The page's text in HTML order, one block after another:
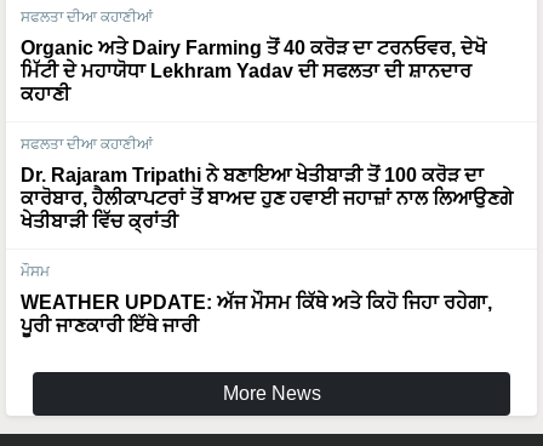
Organic ਅਤੇ Dairy Farming ਤੋਂ 40 ਕਰੋੜ ਦਾ ਟਰਨਓਵਰ, ਦੇਖੋ
ਮਿੱਟੀ ਦੇ ਮਹਾਯੋਧਾ Lekhram Yadav ਦੀ ਸਫਲਤਾ ਦੀ ਸ਼ਾਨਦਾਰ
ਕਹਾਣੀ
Dr. Rajaram Tripathi ਨੇ ਬਣਾਇਆ ਖੇਤੀਬਾੜੀ ਤੋਂ 100 ਕਰੋੜ ਦਾ
ਕਾਰੋਬਾਰ, ਹੈਲੀਕਾਪਟਰਾਂ ਤੋਂ ਬਾਅਦ ਹੁਣ ਹਵਾਈ ਜਹਾਜ਼ਾਂ ਨਾਲ ਲਿਆਉਣਗੇ
ਖੇਤੀਬਾੜੀ ਵਿੱਚ ਕ੍ਰਾਂਤੀ
WEATHER UPDATE: ਅੱਜ ਮੌਸਮ ਕਿੱਥੇ ਅਤੇ ਕਿਹੋ ਜਿਹਾ ਰਹੇਗਾ,